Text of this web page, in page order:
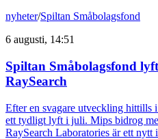
nyheter/Spiltan Småbolagsfond
6 augusti, 14:51
Spiltan Småbolagsfond
RaySearch
Efter en svagare utveckling hittills
ett tydligt lyft i juli. Mips bidrog
RaySearch Laboratories är ett nytt